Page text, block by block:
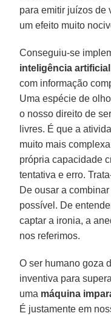
para emitir juízos de
um efeito muito
Conseguiu-se
inteligência artificial
com informação
Uma espécie de
o nosso direito de
livres. É que a
muito mais
própria capacidade
tentativa e erro.
De ousar a
possível. De
captar a ironia, a
nos referimos.
O ser humano goza
inventiva para
uma máquina
É justamente em